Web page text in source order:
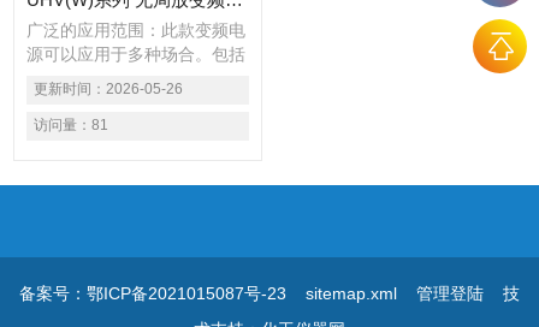
广泛的应用范围：此款变频电
源可以应用于多种场合。包括
但不限于DL417-91、
JB/T9641-1999、GB1094.1
～1094.5-85、GB6451.1～
更新时间： 2026-05-26
访问量： 81
备案号：鄂ICP备2021015087号-23 sitemap.xml 管理登陆技